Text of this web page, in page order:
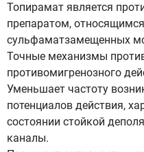
Топирамат является
препаратом,
сульфаматзамещенных
Точные механизмы
противомигренозного
Уменьшает частоту
потенциалов действия,
состоянии стойкой
каналы.